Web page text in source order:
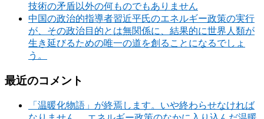
技術の矛盾以外の何ものでもありません
中国の政治的指導者習近平氏のエネルギー政策の実行
が、その政治目的とは無関係に、結果的に世界人類が
生き延びるための唯一の道を創ることになるでしょ
う。
最近のコメント
「温暖化物語」が終焉します。いや終わらせなければ